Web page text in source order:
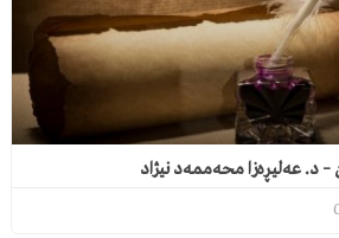
د. عەلیڕەزا محەممەد نیژاد